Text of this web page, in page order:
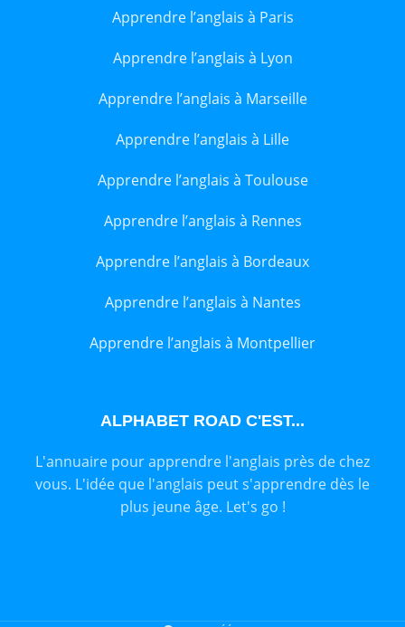
Apprendre l’anglais à Paris
Apprendre l’anglais à Lyon
Apprendre l’anglais à Marseille
Apprendre l’anglais à Lille
Apprendre l’anglais à Toulouse
Apprendre l’anglais à Rennes
Apprendre l’anglais à Bordeaux
Apprendre l’anglais à Nantes
Apprendre l’anglais à Montpellier
ALPHABET ROAD C'EST...
L'annuaire pour apprendre l'anglais près de chez
vous. L'idée que l'anglais peut s'apprendre dès le
plus jeune âge. Let's go !